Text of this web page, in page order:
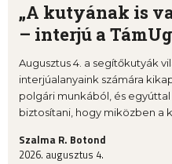
„A kutyának is
– interjú a
Augusztus 4. a segítőkutyák
interjúalanyaink számára
polgári munkából, és
biztosítani, hogy miközben a
Szalma R. Botond
2026. augusztus 4.